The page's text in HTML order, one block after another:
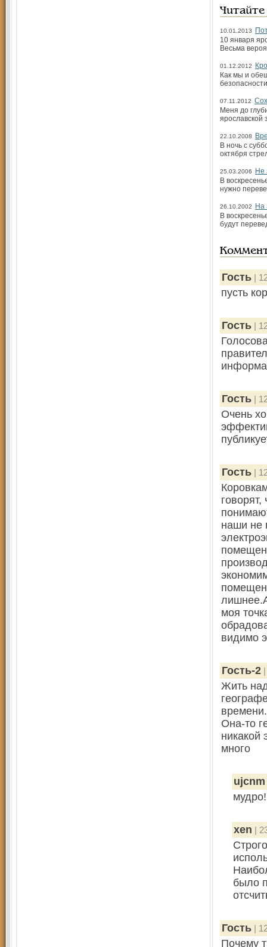
10.01.2013
10 января
Весьма
01.12.2012
Как мы и
07.11.2012
Меня до
ярославской
22.10.2008
В ночь с
октября
25.03.2006
Не
В
нужно
26.10.2002
На
В
будут
Гость |
пусть
Гость |
Гость |
Очень
Гость |
наши не
моя
видимо
Гость-2
Жить
Она-то
никакой
много
ujcnm
мудро!
xen |
было
Гость |
Почему